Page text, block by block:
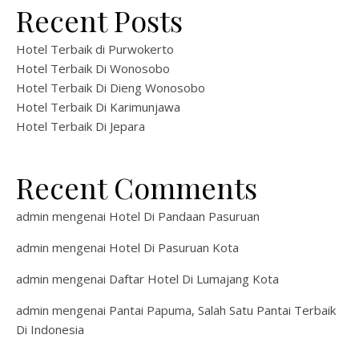
Recent Posts
Hotel Terbaik di Purwokerto
Hotel Terbaik Di Wonosobo
Hotel Terbaik Di Dieng Wonosobo
Hotel Terbaik Di Karimunjawa
Hotel Terbaik Di Jepara
Recent Comments
admin mengenai Hotel Di Pandaan Pasuruan
admin mengenai Hotel Di Pasuruan Kota
admin mengenai Daftar Hotel Di Lumajang Kota
admin mengenai Pantai Papuma, Salah Satu Pantai Terbaik
Di Indonesia